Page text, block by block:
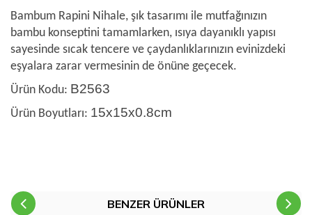
Bambum Rapini Nihale, şık tasarımı ile mutfağınızın
bambu konseptini tamamlarken, ısıya dayanıklı yapısı
sayesinde sıcak tencere ve çaydanlıklarınızın evinizdeki
eşyalara zarar vermesinin de önüne geçecek.
Ürün Kodu: B2563
Ürün Boyutları: 15x15x0.8cm
BENZER ÜRÜNLER